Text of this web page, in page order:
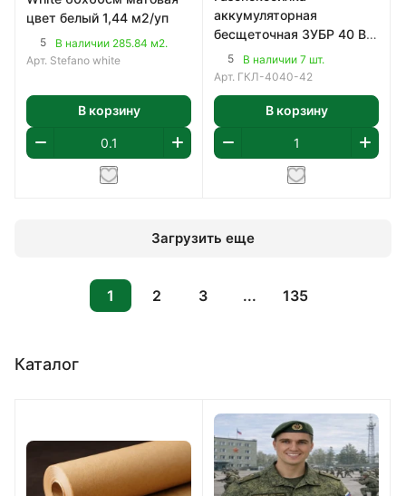
цвет белый 1,44 м2/уп
5
В наличии 285.84 м2.
Арт. Stefano white
В корзину
аккумуляторная
бесщеточная ЗУБР 40 В
(2x20В), 400 мм
5
В наличии 7 шт.
Арт. ГКЛ-4040-42
В корзину
Загрузить еще
1 2 3 ... 135
Каталог